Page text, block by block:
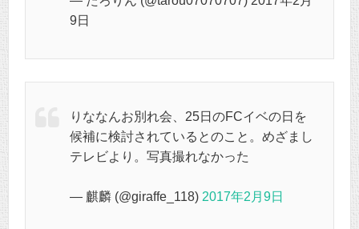
9日
りななんお別れ会、25日のFCイベの日を
候補に検討されているとのこと。めざまし
テレビより。写真撮れなかった
— 麒麟 (@giraffe_118) 2017年2月9日